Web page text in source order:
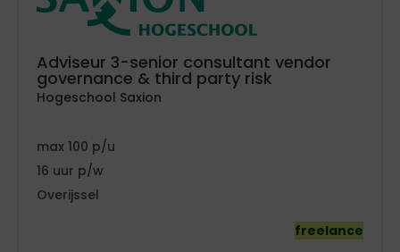
Adviseur 3-senior consultant vendor
governance & third party risk
Hogeschool Saxion
100
16
Overijssel
freelance